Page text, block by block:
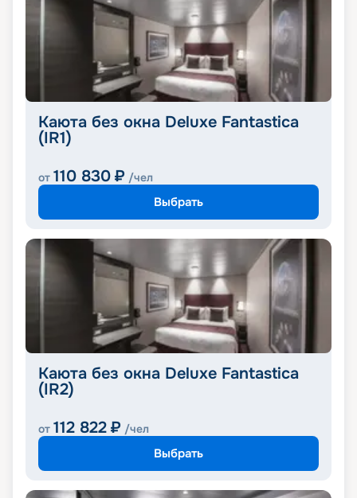
Каюта без окна Deluxe Fantastica
(IR1)
от 110 830 ₽ /чел
Выбрать
Каюта без окна Deluxe Fantastica
(IR2)
от 112 822 ₽ /чел
Выбрать